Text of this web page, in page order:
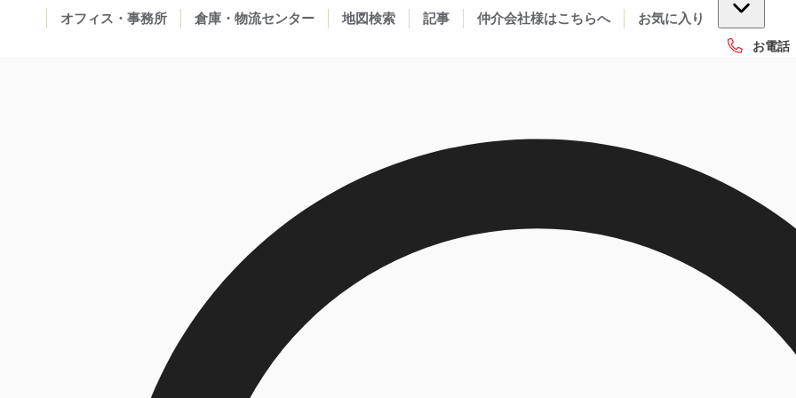
オフィス・事務所 倉庫・物流センター 地図検索 記事 仲介会社様はこちらへ お気に入り
お電話